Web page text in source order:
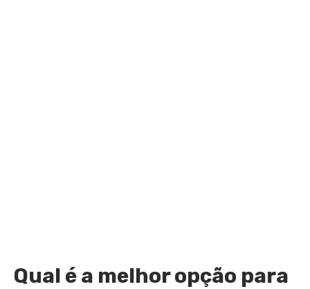
Qual é a melhor opção para